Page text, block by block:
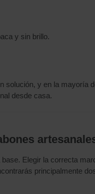
y sin brillo.
solución, y en la mayoría
desde casa.
Elegir la correcta
principalmente